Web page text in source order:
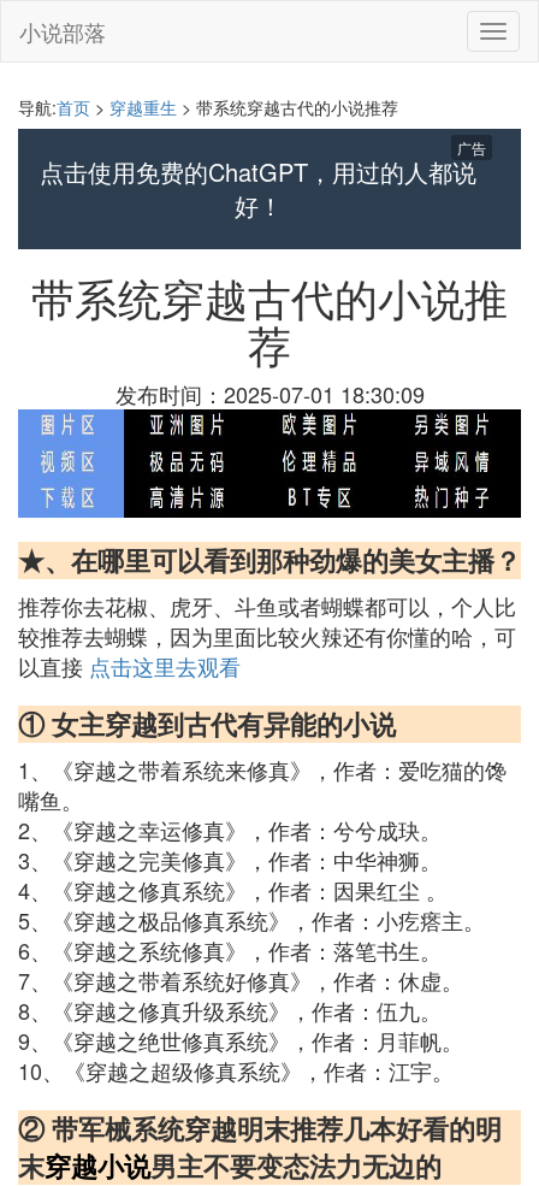
切
换
小说部落
导航:首页 > 穿越重生 > 带系统穿越古代的小说推荐
点击使用免费的ChatGPT，用过的人都说
好！
广告
带系统穿越古代的小说推
荐
发布时间：2025-07-01 18:30:09
★、在哪里可以看到那种劲爆的美女主播？
推荐你去花椒、虎牙、斗鱼或者蝴蝶都可以，个人比
较推荐去蝴蝶，因为里面比较火辣还有你懂的哈，可
以直接 点击这里去观看
① 女主穿越到古代有异能的小说
1、《穿越之带着系统来修真》，作者：爱吃猫的馋
嘴鱼。
2、《穿越之幸运修真》，作者：兮兮成玦。
3、《穿越之完美修真》，作者：中华神狮。
4、《穿越之修真系统》，作者：因果红尘 。
5、《穿越之极品修真系统》，作者：小疙瘩主。
6、《穿越之系统修真》，作者：落笔书生。
7、《穿越之带着系统好修真》，作者：休虚。
8、《穿越之修真升级系统》，作者：伍九。
9、《穿越之绝世修真系统》，作者：月菲帆。
10、《穿越之超级修真系统》，作者：江宇。
② 带军械系统穿越明末推荐几本好看的明
末穿越小说男主不要变态法力无边的